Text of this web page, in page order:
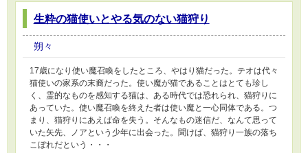
生粋の猫使いとやる気のない猫狩り
朔々
17歳になり使い魔召喚をしたところ、やはり猫だった。テオは代々
猫使いの家系の末裔だった。使い魔が猫であることはとても珍し
く、霊的なものを感知する猫は、ある時代では恐れられ、猫狩りに
あっていた。使い魔召喚を終えた者は使い魔と一心同体である。つ
まり、猫狩りにあえば命を失う。そんなもの迷信だ、なんて思って
いた矢先、ノアという少年に出会った。聞けば、猫狩り一族の落ち
こぼれだという・・・